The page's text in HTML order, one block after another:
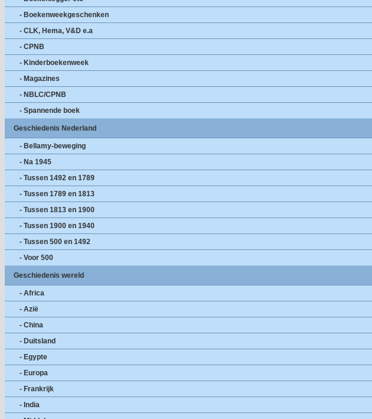
- Boekenweekgeschenken
- CLK, Hema, V&D e.a
- CPNB
- Kinderboekenweek
- Magazines
- NBLC/CPNB
- Spannende boek
Geschiedenis Nederland
- Bellamy-beweging
- Na 1945
- Tussen 1492 en 1789
- Tussen 1789 en 1813
- Tussen 1813 en 1900
- Tussen 1900 en 1940
- Tussen 500 en 1492
- Voor 500
Geschiedenis wereld
- Africa
- Azië
- China
- Duitsland
- Egypte
- Europa
- Frankrijk
- India